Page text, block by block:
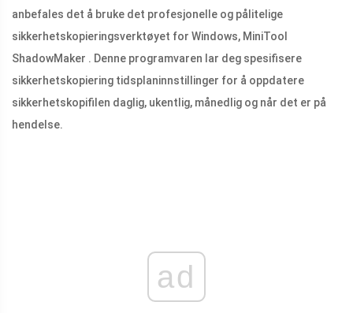
anbefales det å bruke det profesjonelle og pålitelige
sikkerhetskopieringsverktøyet for Windows, MiniTool
ShadowMaker . Denne programvaren lar deg spesifisere
sikkerhetskopiering tidsplaninnstillinger for å oppdatere
sikkerhetskopifilen daglig, ukentlig, månedlig og når det er på
hendelse.
ad